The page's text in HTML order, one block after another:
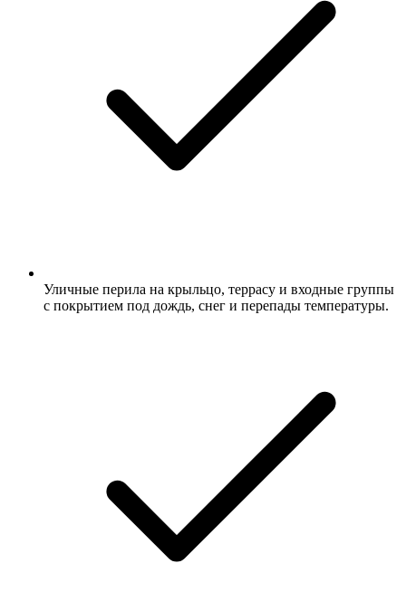
Уличные перила на крыльцо, террасу и входные группы
с покрытием под дождь, снег и перепады температуры.